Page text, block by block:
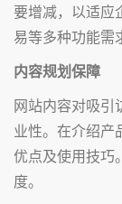
要增减，以适应
易等多种功能需
内容规划保障
网站内容对吸引
业性。在介绍产
优点及使用技巧
度。